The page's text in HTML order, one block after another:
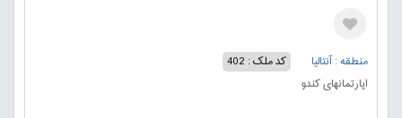
منطقه : آنتالیا
کد ملک : 402
اپارتمانهای کندو